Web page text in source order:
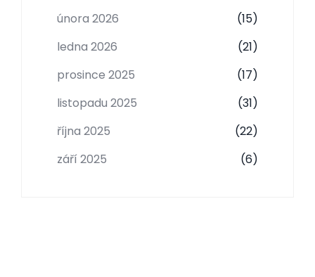
února 2026
(15)
ledna 2026
(21)
prosince 2025
(17)
listopadu 2025
(31)
října 2025
(22)
září 2025
(6)